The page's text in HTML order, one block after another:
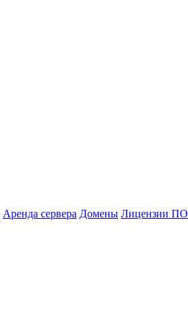
Аренда сервера Домены Лицензии ПО